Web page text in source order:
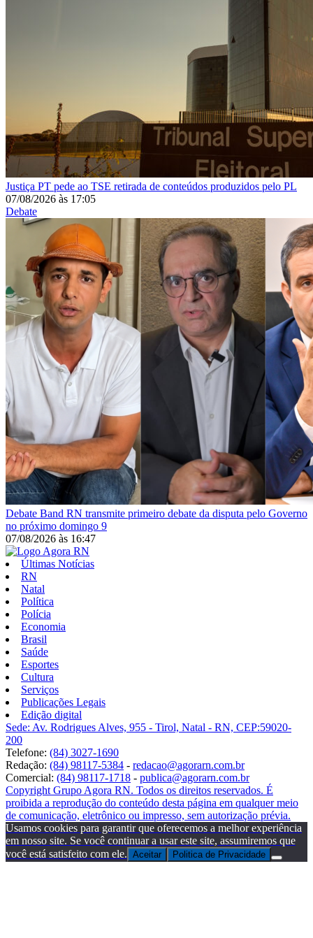
Justiça PT pede ao TSE retirada de conteúdos produzidos pelo PL
07/08/2026 às 17:05
Debate
Debate Band RN transmite primeiro debate da disputa pelo Governo
no próximo domingo 9
07/08/2026 às 16:47
Últimas Notícias
RN
Natal
Política
Polícia
Economia
Brasil
Saúde
Esportes
Cultura
Serviços
Publicações Legais
Edição digital
Sede: Av. Rodrigues Alves, 955 - Tirol, Natal - RN, CEP:59020-
200
Telefone: (84) 3027-1690
Redação: (84) 98117-5384 - redacao@agorarn.com.br
Comercial: (84) 98117-1718 - publica@agorarn.com.br
Copyright Grupo Agora RN. Todos os direitos reservados. É
proibida a reprodução do conteúdo desta página em qualquer meio
de comunicação, eletrônico ou impresso, sem autorização prévia.
Usamos cookies para garantir que oferecemos a melhor experiência
em nosso site. Se você continuar a usar este site, assumiremos que
você está satisfeito com ele. Aceitar Politica de Privacidade